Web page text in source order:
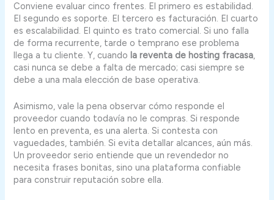
Conviene evaluar cinco frentes. El primero es estabilidad.
El segundo es soporte. El tercero es facturación. El cuarto
es escalabilidad. El quinto es trato comercial. Si uno falla
de forma recurrente, tarde o temprano ese problema
llega a tu cliente. Y, cuando la reventa de hosting fracasa,
casi nunca se debe a falta de mercado; casi siempre se
debe a una mala elección de base operativa.
Asimismo, vale la pena observar cómo responde el
proveedor cuando todavía no le compras. Si responde
lento en preventa, es una alerta. Si contesta con
vaguedades, también. Si evita detallar alcances, aún más.
Un proveedor serio entiende que un revendedor no
necesita frases bonitas, sino una plataforma confiable
para construir reputación sobre ella.